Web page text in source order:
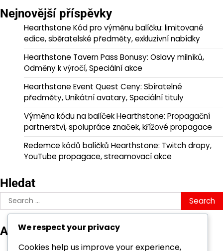
Nejnovější příspěvky
Hearthstone Kód pro výměnu balíčku: limitované
edice, sběratelské předměty, exkluzivní nabídky
Hearthstone Tavern Pass Bonusy: Oslavy milníků,
Odměny k výročí, Speciální akce
Hearthstone Event Quest Ceny: Sbíratelné
předměty, Unikátní avatary, Speciální tituly
Výměna kódu na balíček Hearthstone: Propagační
partnerství, spolupráce značek, křížové propagace
Redemce kódů balíčků Hearthstone: Twitch dropy,
YouTube propagace, streamovací akce
Hledat
Search
for:
Archiv
March 2026
We respect your privacy
Cookies help us improve your experience,